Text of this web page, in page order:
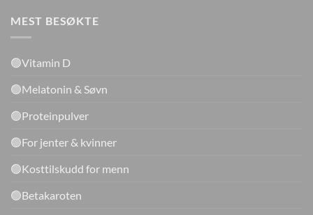
MEST BESØKTE
🟢Vitamin D
🟢Melatonin & Søvn
🟢Proteinpulver
🟢For jenter & kvinner
🟢Kosttilskudd for menn
🟢Betakaroten